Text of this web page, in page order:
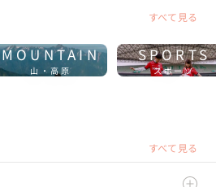
すべて見る
MOUNTAIN
山・高原
SPORTS
スポーツ
すべて見る